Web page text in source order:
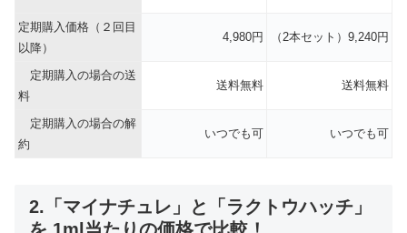
定期購入価格（２回目
以降）
4,980円 （2本セット）9,240円
定期購入の場合の送
料
送料無料 送料無料
定期購入の場合の解
約
いつでも可 いつでも可
2.「マイナチュレ」と「ラクトウハッチ」
を 1ml当たりの価格で比較！